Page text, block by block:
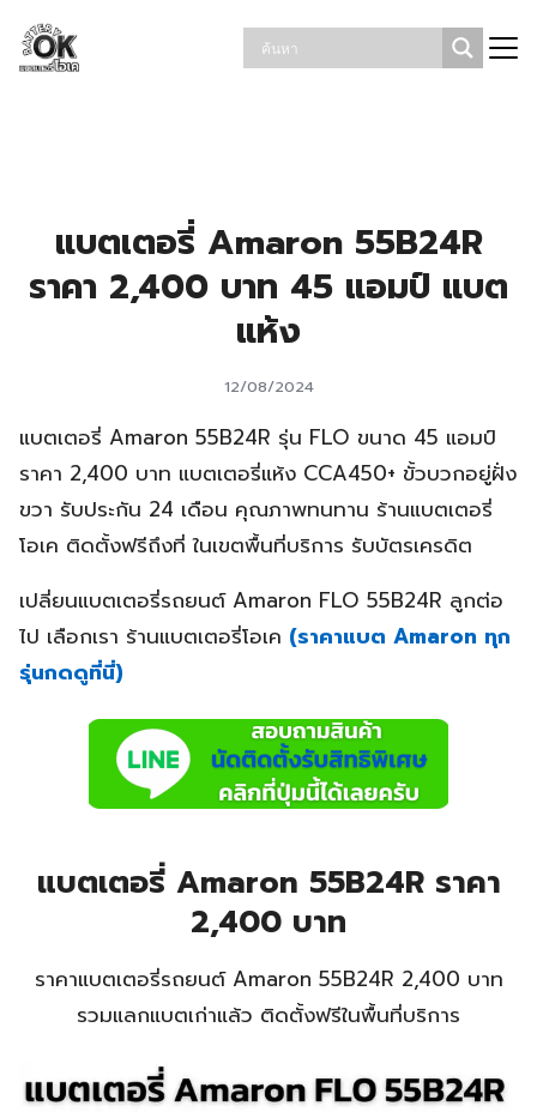
content
19.30
แบตเตอรี่ Amaron 55B24R
ราคา 2,400 บาท 45 แอมป์ แบต
แห้ง
12/08/2024
แบตเตอรี่ Amaron 55B24R รุ่น FLO ขนาด 45 แอมป์
ราคา 2,400 บาท แบตเตอรี่แห้ง CCA450+ ขั้วบวกอยู่ฝั่ง
ขวา รับประกัน 24 เดือน คุณภาพทนทาน ร้านแบตเตอรี่
โอเค ติดตั้งฟรีถึงที่ ในเขตพื้นที่บริการ รับบัตรเครดิต
เปลี่ยนแบตเตอรี่รถยนต์ Amaron FLO 55B24R ลูกต่อ
ไป เลือกเรา ร้านแบตเตอรี่โอเค (ราคาแบต Amaron ทุก
รุ่นกดดูที่นี่)
แบตเตอรี่ Amaron 55B24R ราคา
2,400 บาท
ราคาแบตเตอรี่รถยนต์ Amaron 55B24R 2,400 บาท
รวมแลกแบตเก่าแล้ว ติดตั้งฟรีในพื้นที่บริการ